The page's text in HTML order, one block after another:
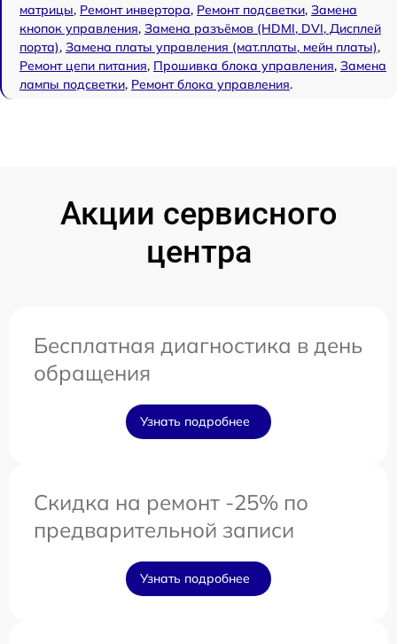
матрицы, Ремонт инвертора, Ремонт подсветки, Замена
кнопок управления, Замена разъёмов (HDMI, DVI, Дисплей
порта), Замена платы управления (мат.платы, мейн платы),
Ремонт цепи питания, Прошивка блока управления, Замена
лампы подсветки, Ремонт блока управления.
Акции сервисного
центра
Бесплатная диагностика в день
обращения
Узнать подробнее
Скидка на ремонт -25% по
предварительной записи
Узнать подробнее